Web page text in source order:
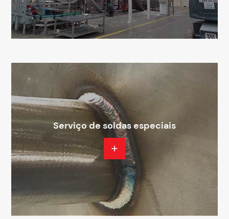
Serviço de soldas especiais